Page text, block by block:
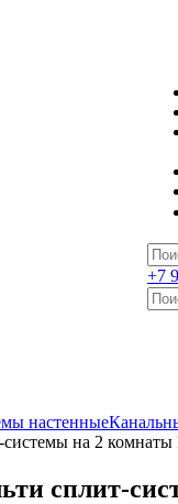
+7
настенные
на 2
сплит-